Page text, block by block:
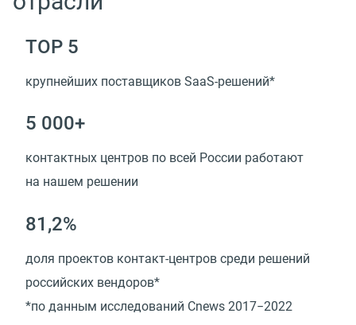
TOP 5
крупнейших поставщиков SaaS-решений*
5 000+
контактных центров по всей России работают
на нашем решении
81,2%
доля проектов контакт-центров среди решений
российских вендоров*
*по данным исследований Cnews 2017−2022